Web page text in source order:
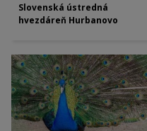
Slovenská ústredná
hvezdáreň Hurbanovo